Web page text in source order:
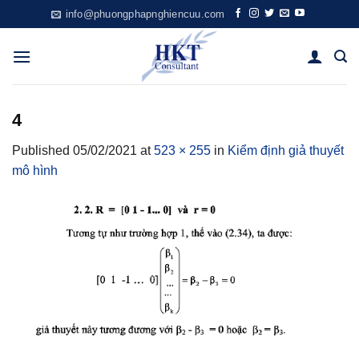
to
content
info@phuongphapnghiencuu.com
4
Published 05/02/2021 at523 × 255 in Kiểm định giả thuyết
mô hình